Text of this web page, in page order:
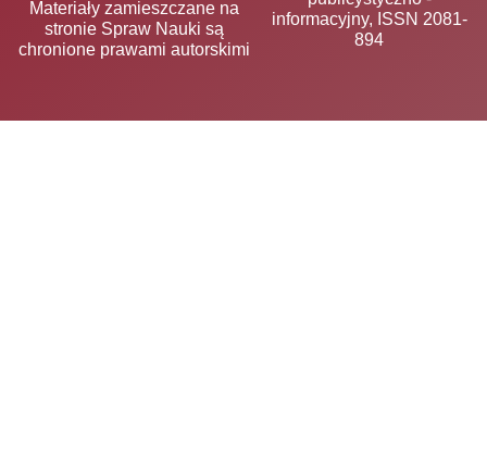
Materiały zamieszczane na
stronie Spraw Nauki są
chronione prawami autorskimi
informacyjny, ISSN 2081-
894